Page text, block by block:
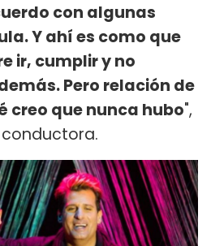
con algunas
Y ahí es como que
ir, cumplir y no
Pero relación de
creo que nunca hubo",